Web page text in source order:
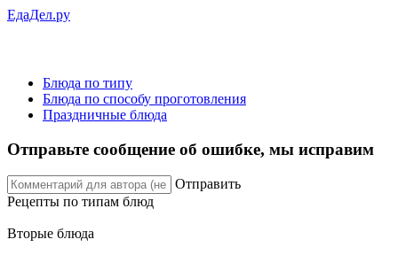
ЕдаДел.ру
Блюда по типу
Блюда по способу проготовления
Праздничные блюда
Отправьте сообщение об ошибке, мы исправим
Отправить
Рецепты по типам блюд
Вторые блюда